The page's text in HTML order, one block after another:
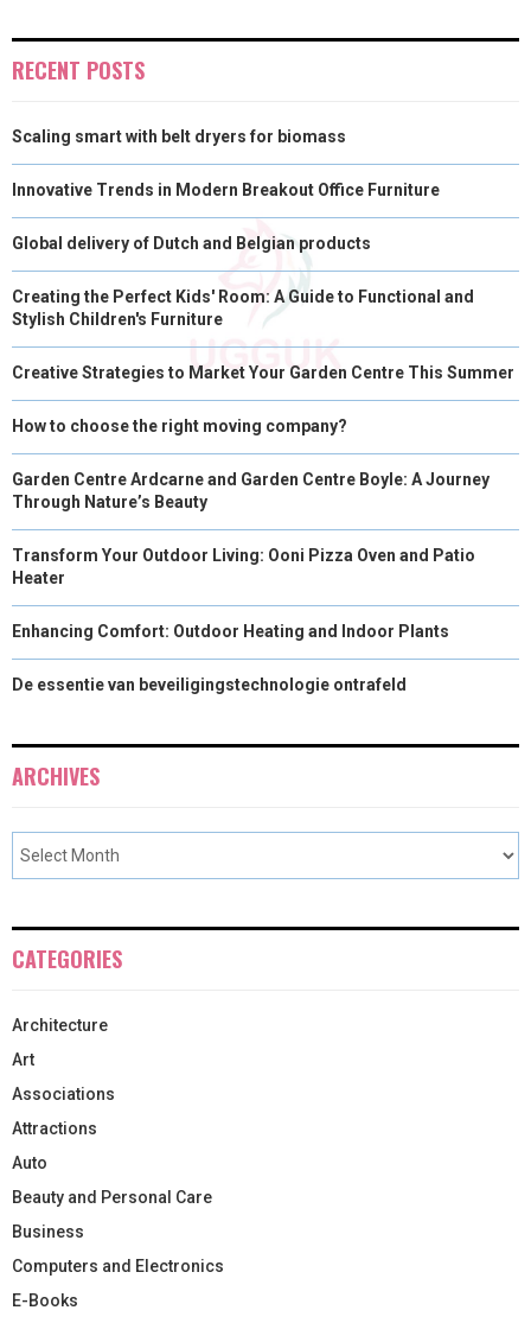
RECENT POSTS
Scaling smart with belt dryers for biomass
Innovative Trends in Modern Breakout Office Furniture
Global delivery of Dutch and Belgian products
Creating the Perfect Kids' Room: A Guide to Functional and
Stylish Children's Furniture
Creative Strategies to Market Your Garden Centre This Summer
How to choose the right moving company?
Garden Centre Ardcarne and Garden Centre Boyle: A Journey
Through Nature’s Beauty
Transform Your Outdoor Living: Ooni Pizza Oven and Patio
Heater
Enhancing Comfort: Outdoor Heating and Indoor Plants
De essentie van beveiligingstechnologie ontrafeld
ARCHIVES
CATEGORIES
Architecture
Art
Associations
Attractions
Auto
Beauty and Personal Care
Business
Computers and Electronics
E-Books